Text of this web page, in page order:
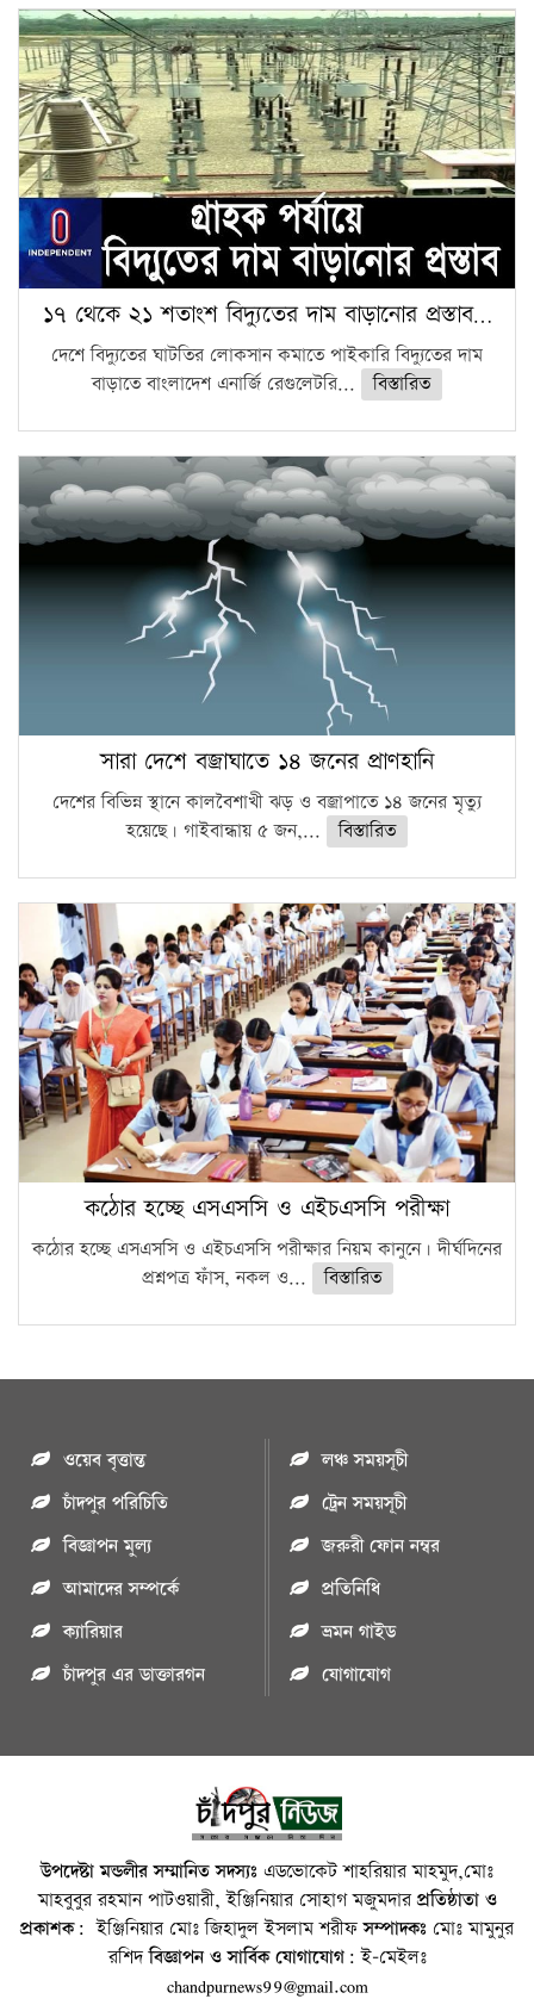
১৭ থেকে ২১ শতাংশ বিদ্যুতের দাম বাড়ানোর প্রস্তাব…
দেশে বিদ্যুতের ঘাটতির লোকসান কমাতে পাইকারি বিদ্যুতের দাম
বাড়াতে বাংলাদেশ এনার্জি রেগুলেটরি...
বিস্তারিত
সারা দেশে বজ্রাঘাতে ১৪ জনের প্রাণহানি
দেশের বিভিন্ন স্থানে কালবৈশাখী ঝড় ও বজ্রাপাতে ১৪ জনের মৃত্যু
হয়েছে। গাইবান্ধায় ৫ জন,...
বিস্তারিত
কঠোর হচ্ছে এসএসসি ও এইচএসসি পরীক্ষা
কঠোর হচ্ছে এসএসসি ও এইচএসসি পরীক্ষার নিয়ম কানুনে। দীর্ঘদিনের
প্রশ্নপত্র ফাঁস, নকল ও...
বিস্তারিত
ওয়েব বৃত্তান্ত
চাঁদপুর পরিচিতি
বিজ্ঞাপন মুল্য
আমাদের সম্পর্কে
ক্যারিয়ার
চাঁদপুর এর ডাক্তারগন
লঞ্চ সময়সূচী
ট্রেন সময়সূচী
জরুরী ফোন নম্বর
প্রতিনিধি
ভ্রমন গাইড
যোগাযোগ
উপদেষ্টা মন্ডলীর সম্মানিত সদস্যঃ এডভোকেট শাহরিয়ার মাহমুদ,মোঃ
মাহবুবুর রহমান পাটওয়ারী, ইঞ্জিনিয়ার সোহাগ মজুমদারপ্রতিষ্ঠাতা ও
প্রকাশক: ইঞ্জিনিয়ার মোঃ জিহাদুল ইসলাম শরীফসম্পাদকঃ মোঃ মামুনুর
রশিদবিজ্ঞাপন ও সার্বিক যোগাযোগ: ই-মেইলঃ
chandpurnews99@gmail.com